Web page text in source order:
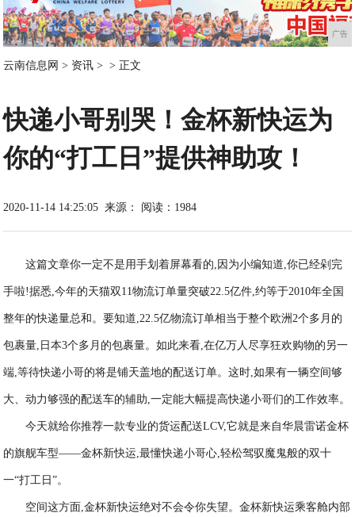
广告
云南信息网 > 资讯 > > 正文
快递小哥别哭！金杯新快运为
你的“打工日”提供神助攻！
2020-11-14 14:25:05 来源： 阅读：1984
这篇文章你一定不是用手划着屏幕看的,因为小编知道,你已经剁完
手啦!据悉,今年的天猫双11物流订单量突破22.5亿件,约等于2010年全国
整年的快递量总和。要知道,22.5亿物流订单相当于整个欧洲2个多月的
包裹量,日本3个多月的包裹量。如此来看,在亿万人尽享狂欢购物的另一
端,等待快递小哥的将是铺天盖地的配送订单。这时,如果有一辆空间够
大、动力够强的配送车的辅助,一定能大幅提高快递小哥们的工作效率。
今天就给你推荐一款专业的货运配送LCV,它就是来自华晨雷诺金杯
的旗舰车型——金杯新快运,最懂快递小哥心,轻松驾驭魔鬼般的双十
一“打工日”。
空间这方面,金杯新快运绝对不会令你失望。金杯新快运乘客舱内部